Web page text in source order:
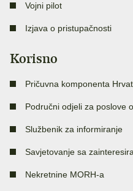
Vojni pilot
Izjava o pristupačnosti
Korisno
Pričuvna komponenta
Područni odjeli za poslove
Službenik za informiranje
Savjetovanje sa
Nekretnine MORH-a